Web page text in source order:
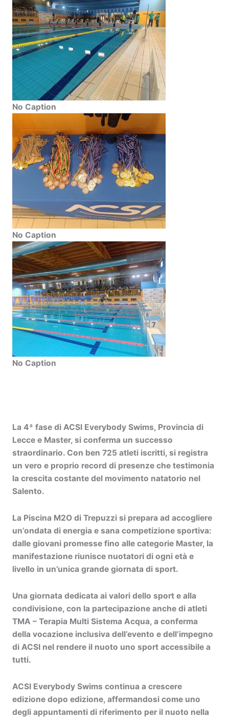
No Caption
No Caption
No Caption
La 4ª fase di ACSI Everybody Swims, Provincia di
Lecce e Master, si conferma un successo
straordinario. Con ben 725 atleti iscritti, si registra
un vero e proprio record di presenzeche testimonia
la crescita costante del movimento natatorio nel
Salento.
La Piscina M2O di Trepuzzisi prepara ad accogliere
un’ondata di energia e sana competizione sportiva:
dalle giovani promesse fino alle categorie Master, la
manifestazione riunisce nuotatori di ogni età e
livello in un’unica grande giornata di sport.
Una giornata dedicata ai valori dello sport e alla
condivisione, con la partecipazione anche di atleti
TMA – Terapia Multi Sistema Acqua, a conferma
della vocazione inclusiva dell’evento e dell’impegno
di ACSI nel rendere il nuoto uno sport accessibile a
tutti.
ACSI Everybody Swims continua a crescere
edizione dopo edizione, affermandosi come uno
degli appuntamenti di riferimento per il nuoto nella